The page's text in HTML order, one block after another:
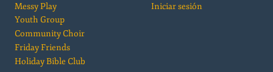
Messy Play
Youth Group
Community Choir
Friday Friends
Holiday Bible Club
Iniciar sesión